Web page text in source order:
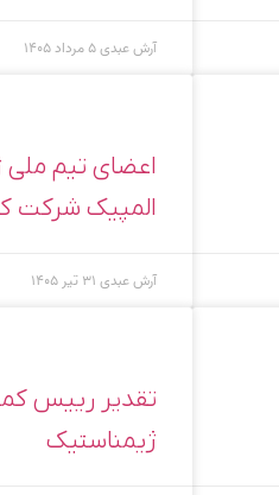
آرش عبدی۵ مرداد ۱۴۰۵
اعضای تیم
المپیک شرکت
آرش عبدی ۳۱ تیر ۱۴۰۵
ژیمناستیک